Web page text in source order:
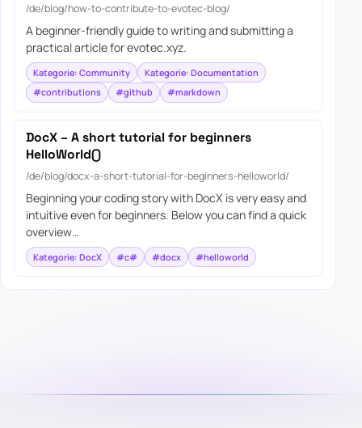
/de/blog/how-to-contribute-to-evotec-blog/
A beginner-friendly guide to writing and submitting a
practical article for evotec.xyz.
Kategorie: Community
Kategorie: Documentation
#contributions
#github #markdown
DocX – A short tutorial for beginners
HelloWorld()
/de/blog/docx-a-short-tutorial-for-beginners-helloworld/
Beginning your coding story with DocX is very easy and
intuitive even for beginners. Below you can find a quick
overview…
Kategorie: DocX #c# #docx #helloworld